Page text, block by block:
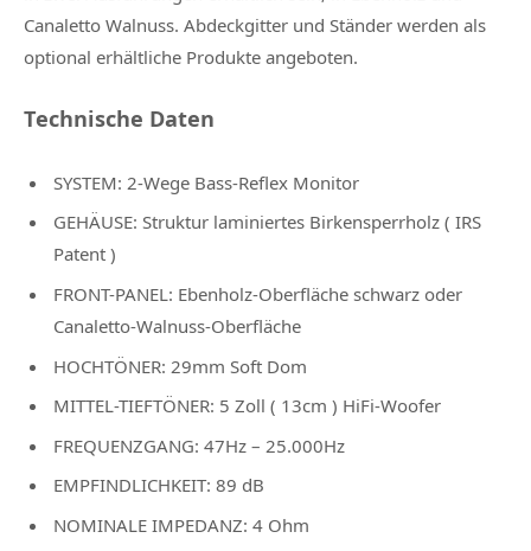
Canaletto Walnuss. Abdeckgitter und Ständer werden als
optional erhältliche Produkte angeboten.
Technische Daten
SYSTEM: 2-Wege Bass-Reflex Monitor
GEHÄUSE: Struktur laminiertes Birkensperrholz ( IRS
Patent )
FRONT-PANEL: Ebenholz-Oberfläche schwarz oder
Canaletto-Walnuss-Oberfläche
HOCHTÖNER: 29mm Soft Dom
MITTEL-TIEFTÖNER: 5 Zoll ( 13cm ) HiFi-Woofer
FREQUENZGANG: 47Hz – 25.000Hz
EMPFINDLICHKEIT: 89 dB
NOMINALE IMPEDANZ: 4 Ohm